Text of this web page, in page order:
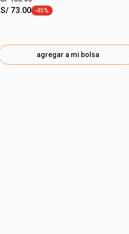
S/ 73.00 etiqueta -45%
-45%
agregar a mi bolsa